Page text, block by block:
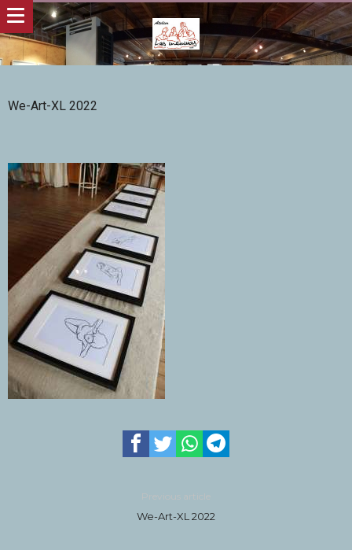
We-Art-XL 2022
Previous article
We-Art-XL 2022